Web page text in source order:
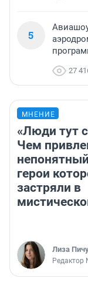
5
27
МНЕНИЕ
«Люди тут
Чем
герои
застряли в
Лиза
Редактор